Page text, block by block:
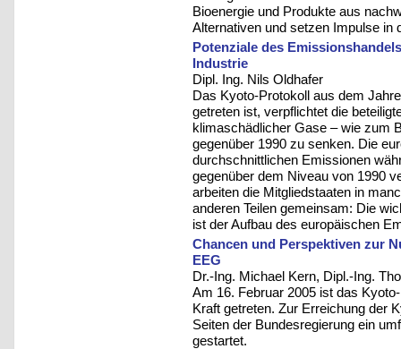
Bioenergie und Produkte aus
Alternativen und setzen Impulse in
Potenziale des
Industrie
Dipl. Ing. Nils Oldhafer
Das Kyoto-Protokoll aus dem
getreten ist, verpflichtet die
klimaschädlicher Gase – wie zum
gegenüber 1990 zu senken. Die
durchschnittlichen Emissionen
gegenüber dem Niveau von 1990
arbeiten die Mitgliedstaaten in
anderen Teilen gemeinsam: Die
ist der Aufbau des europäischen
Chancen und Perspektiven zur
EEG
Dr.-Ing. Michael Kern, Dipl.-Ing.
Am 16. Februar 2005 ist das
Kraft getreten. Zur Erreichung der
Seiten der Bundesregierung ein
gestartet.